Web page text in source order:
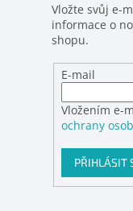
Vložte svůj e-
informace o
shopu.
E-mail
Vložením e-
ochrany
PŘIHLÁSIT